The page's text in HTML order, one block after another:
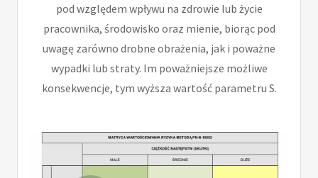
pod względem wpływu na zdrowie lub życie
pracownika, środowisko oraz mienie, biorąc pod
uwagę zarówno drobne obrażenia, jak i poważne
wypadki lub straty. Im poważniejsze możliwe
konsekwencje, tym wyższa wartość parametru S.